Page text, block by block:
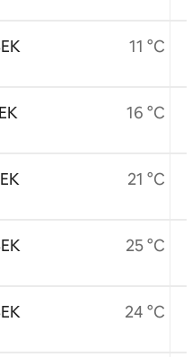
11 °C
16 °C
21 °C
25 °C
24 °C